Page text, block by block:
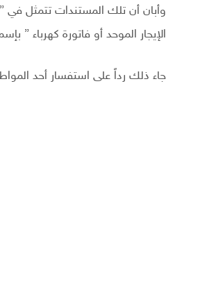
وأبان أن تلك المستندات تتمثل في
الإيجار الموحد أو فاتورة كهرباء
جاء ذلك رداً على استفسار أحد